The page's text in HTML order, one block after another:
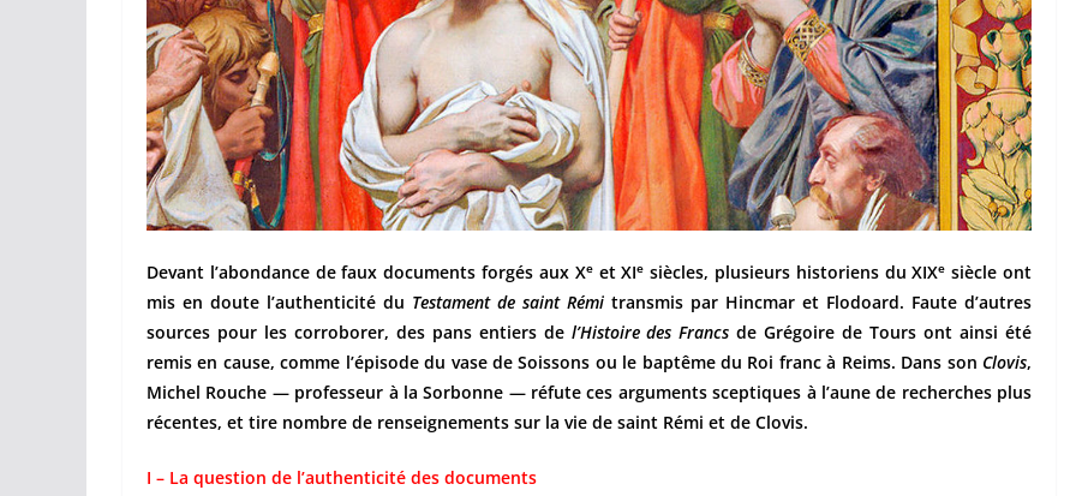
Devant l’abondance de faux documents forgés aux Xeet XIe siècles, plusieurs historiens du XIXe siècle ont
mis en doute l’authenticité du Testament de saint Rémi transmis par Hincmar et Flodoard. Faute d’autres
sources pour les corroborer, des pans entiers de l’Histoire des Francs de Grégoire de Tours ont ainsi été
remis en cause, comme l’épisode du vase de Soissons ou le baptême du Roi franc à Reims. Dans son Clovis,
Michel Rouche — professeur à la Sorbonne — réfute ces arguments sceptiques à l’aune de recherches plus
récentes, et tire nombre de renseignements sur la vie de saint Rémi et de Clovis.
I – La question de l’authenticité des documents